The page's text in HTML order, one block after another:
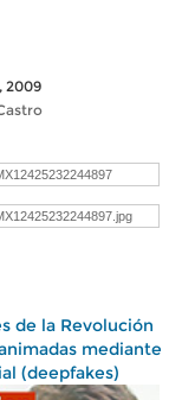
2009
de la Revolución
mediante
(deepfakes)